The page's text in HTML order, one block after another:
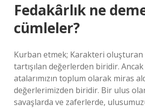
Fedakârlık ne
cümleler?
Kurban etmek; Karakteri oluşturan
tartışılan değerlerden biridir.
atalarımızın toplum olarak miras
değerlerimizden biridir. Bir ulus
savaşlarda ve zaferlerde,